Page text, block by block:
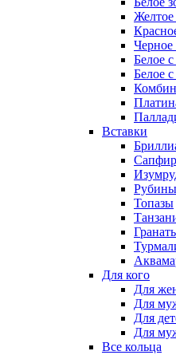
Желтое
Черное
Белое
Белое
Вставки
Рубины
Топазы
Для кого
Для
Для
Для
Для
Все кольца